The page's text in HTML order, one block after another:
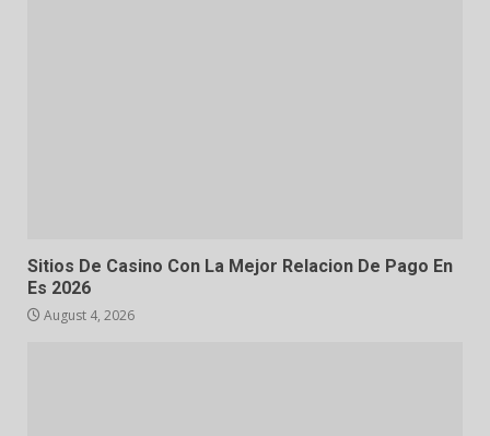
Sitios De Casino Con La Mejor Relacion De Pago En
Es 2026
August 4, 2026